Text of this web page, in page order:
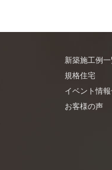
新築施工例
規格住宅
イベント情
お客様の声